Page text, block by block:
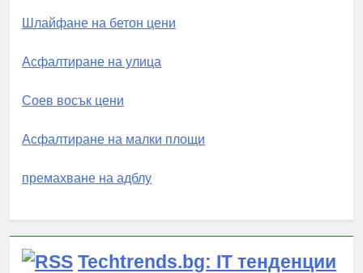
Шлайфане на бетон цени
Асфалтиране на улица
Соев восък цени
Асфалтиране на малки площи
премахване на адблу
Techtrends.bg: IT тенденции